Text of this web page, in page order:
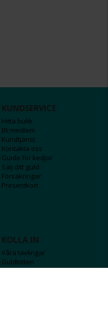
KUNDSERVICE
Hitta butik
Bli medlem
Kundtjänst
Kontakta oss
Guide för kedjor
Sälj ditt guld
Försäkringar
Presentkort
KOLLA IN
Våra tävlingar
Guldlotten
Graverbara produkter